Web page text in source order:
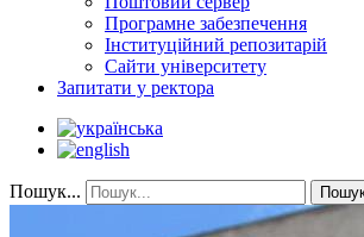
Програмне забезпечення
Інституційний репозитарій
Сайти університету
Запитати у ректора
Пошук...